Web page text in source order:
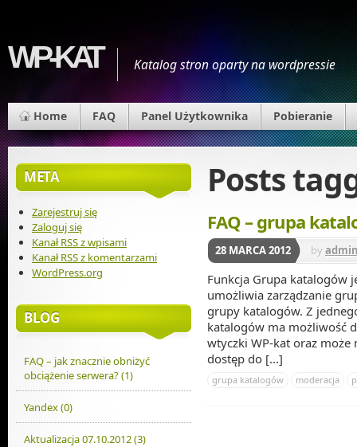
WP-KAT Katalog stron oparty na wordpressie
Home FAQ Panel Użytkownika Pobieranie
Posts
FAQ – grupa
28 MARCA 2012 by
Funkcja Grupa katalogów
umożliwia zarządzanie
grupy katalogów. Z
katalogów ma możliwość
wtyczki WP-kat oraz
dostęp do [...]
grupa katalogów moderacja
META
Zarejestruj się
Zaloguj się
KanałRSSz wpisami
KanałRSSz komentarzami
WordPress.org
BLOG
FAQ – jak znacznie obniżyć
obciążenie serwera? (1)
Yandex (0)
Aktualizacja 07.10.2012 (3)